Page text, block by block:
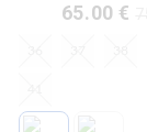
65.00 €